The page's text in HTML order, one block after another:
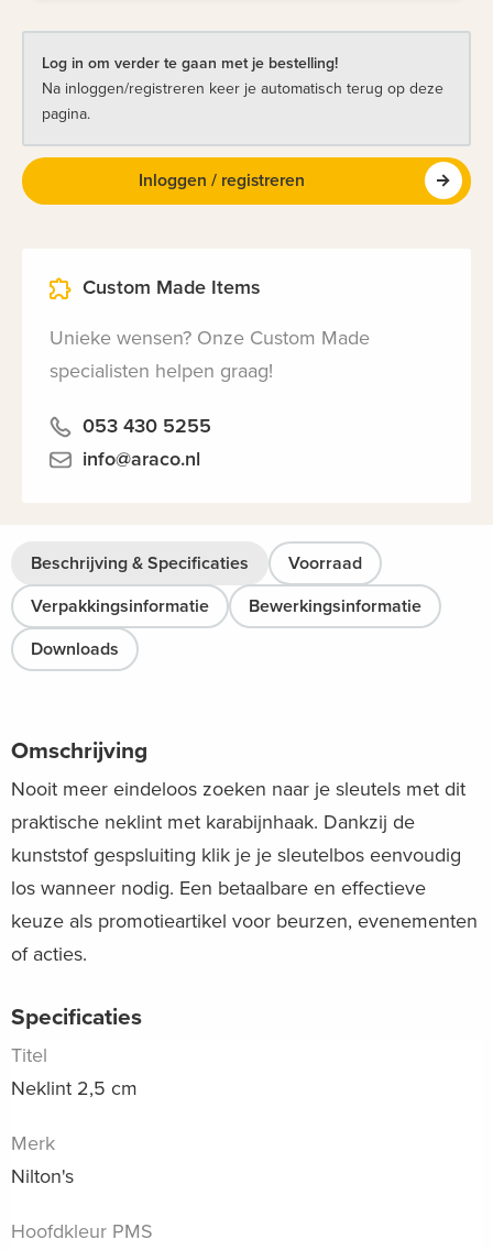
Log in om verder te gaan met je bestelling!
Na inloggen/registreren keer je automatisch terug op deze
pagina.
Inloggen / registreren
Custom Made Items
Unieke wensen? Onze Custom Made
specialisten helpen graag!
053 430 5255
info@araco.nl
Beschrijving & Specificaties
Voorraad
Verpakkingsinformatie
Bewerkingsinformatie
Downloads
Omschrijving
Nooit meer eindeloos zoeken naar je sleutels met dit
praktische neklint met karabijnhaak. Dankzij de
kunststof gespsluiting klik je je sleutelbos eenvoudig
los wanneer nodig. Een betaalbare en effectieve
keuze als promotieartikel voor beurzen, evenementen
of acties.
Specificaties
Titel
Neklint 2,5 cm
Merk
Nilton's
Hoofdkleur PMS